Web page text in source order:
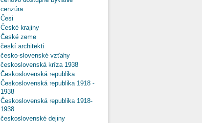
cenzúra
Česi
České krajiny
České zeme
českí architekti
česko-slovenské vzťahy
československá kríza 1938
Československá republika
Československá republika 1918 -
1938
Československá republika 1918-
1938
československé dejiny